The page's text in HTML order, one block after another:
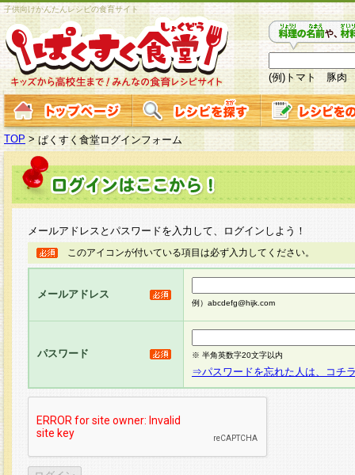
子供向けかんたんレシピの食育サイト
(例)トマト 豚肉
TOP > ぱくすく食堂ログインフォーム
メールアドレスとパスワードを入力して、ログインしよう！
このアイコンが付いている項目は必ず入力してください。
メールアドレス
例）abcdefg@hijk.com
パスワード ※ 半角英数字20文字以内
⇒パスワードを忘れた人は、コチ